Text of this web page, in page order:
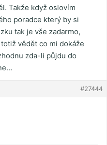
Takže když oslovím
poradce který by si
tak je vše zadarmo,
vědět co mi dokáže
zda-li půjdu do
#27444